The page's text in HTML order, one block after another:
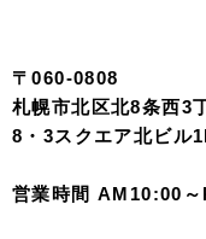
〒060-0808
札幌市北区北8条西3
8・3スクエア北ビル
営業時間 AM10:00